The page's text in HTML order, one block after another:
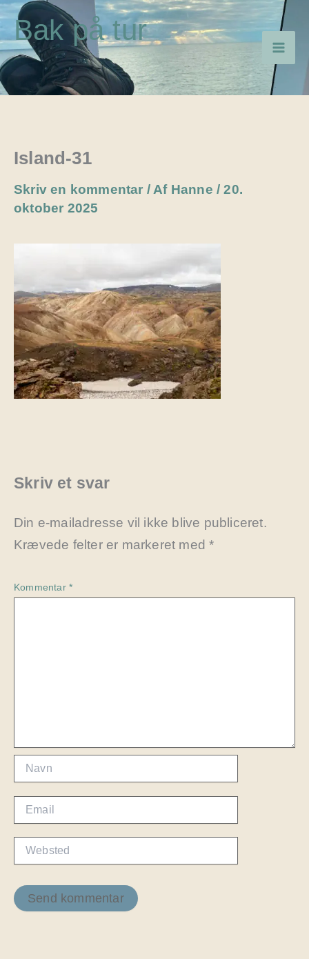
Gå
til
indholdet
Bak på tur
Island-31
Skriv en kommentar / Af Hanne/20.
oktober 2025
Skriv et svar
Din e-mailadresse vil ikke blive publiceret.
Krævede felter er markeret med*
Kommentar *
Navn
Websted